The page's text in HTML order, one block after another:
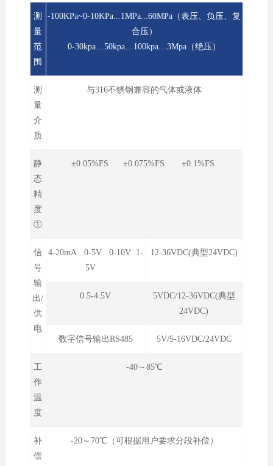
测
量
范
围
-100KPa~0-10KPa...1MPa...60MPa（表压、负压、复
合压 ）
0-30kpa…50kpa…100kpa…3Mpa（绝压）
测
量
介
质
与316不锈钢兼容的气体或液体
静
态
精
度
①
±0.05%FS ±0.075%FS ±0.1%FS
信
号
输
出/
供
电
4-20mA 0-5V 0-10V 1-
5V
12-36VDC(典型24VDC)
0.5-4.5V
5VDC/12-36VDC(典型
24VDC)
数字信号输出RS485 5V/5-16VDC/24VDC
工
作
温
度
-40～85℃
补
偿
-20～70℃（可根据用户要求分段补偿）